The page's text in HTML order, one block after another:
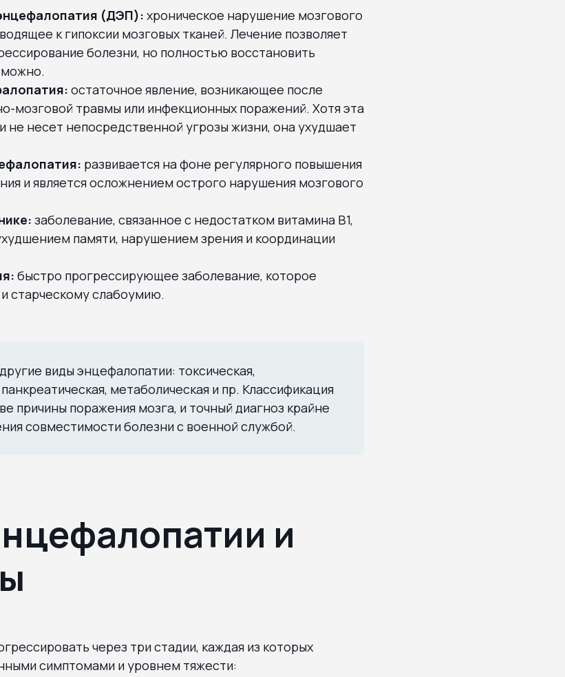
(ДЭП): хроническое нарушение мозгового
к гипоксии мозговых тканей. Лечение позволяет
болезни, но полностью восстановить
остаточное явление, возникающее после
мозговой травмы или инфекционных поражений. Хотя эта
несет непосредственной угрозы жизни, она ухудшает
развивается на фоне регулярного повышения
и является осложнением острого нарушения мозгового
заболевание, связанное с недостатком витамина B1,
памяти, нарушением зрения и координации
быстро прогрессирующее заболевание, которое
старческому слабоумию.
виды энцефалопатии: токсическая,
метаболическая и пр. Классификация
причины поражения мозга, и точный диагноз крайне
совместимости болезни с военной службой.
и
через три стадии, каждая из которых
симптомами и уровнем тяжести: